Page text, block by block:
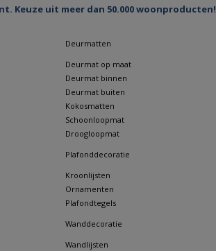
Keuze uit meer dan 50.000 woonproducten!
Deurmatten
Deurmat op maat
Deurmat binnen
Deurmat buiten
Kokosmatten
Schoonloopmat
Droogloopmat
Plafonddecoratie
Kroonlijsten
Ornamenten
Plafondtegels
Wanddecoratie
Wandlijsten